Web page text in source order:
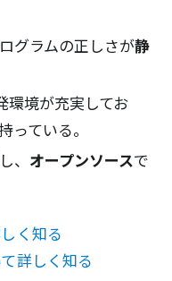
グラムの正しさが静
環境が充実してお
っている。
、 オープンソースで
く知る
詳しく知る